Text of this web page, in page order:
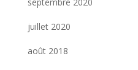
juillet 2020
août 2018